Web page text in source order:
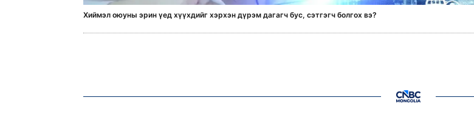
Хиймэл оюуны эрин үед хүүхдийг хэрхэн дүрэм дагагч бус, сэтгэгч болгох вэ?